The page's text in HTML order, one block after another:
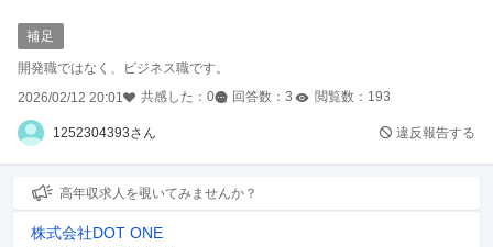
補足
開発職ではなく、ビジネス職です。
2026/02/12 20:01
共感した： 0 回答数： 3 閲覧数： 193
1252304393さん 違反報告する
高年収求人を覗いてみませんか？
株式会社DOT ONE